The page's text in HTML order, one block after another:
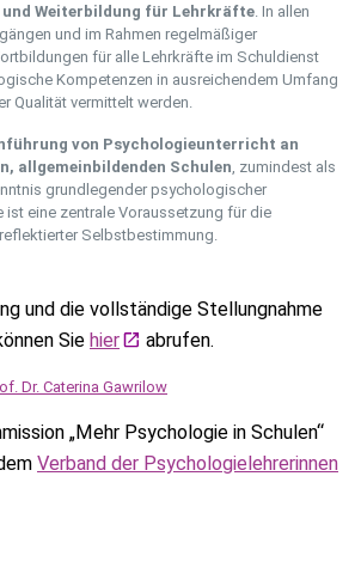
Weiterbildung für Lehrkräfte . In allen
und im Rahmen regelmäßiger
für alle Lehrkräfte im Schuldienst
Kompetenzen in ausreichendem Umfang
Qualität vermittelt werden.
von Psychologieunterricht an
allgemeinbildenden Schulen , zumindest als
grundlegender psychologischer
ist eine zentrale Voraussetzung für die
Selbstbestimmung.
und die vollständige Stellungnahme
Sie hier abrufen.
Dr. Caterina Gawrilow
„Mehr Psychologie in Schulen“
Verband der Psychologielehrerinnen